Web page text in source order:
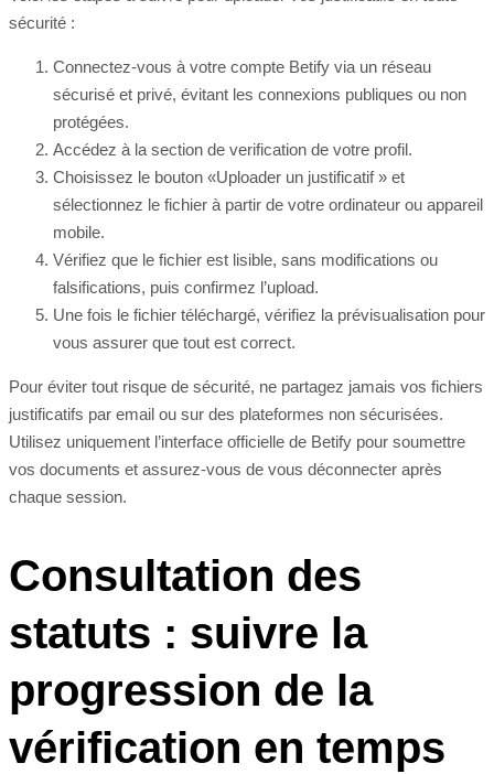
sécurité :
Connectez-vous à votre compte Betify via un réseau
sécurisé et privé, évitant les connexions publiques ou non
protégées.
Accédez à la section de verification de votre profil.
Choisissez le bouton «Uploader un justificatif » et
sélectionnez le fichier à partir de votre ordinateur ou appareil
mobile.
Vérifiez que le fichier est lisible, sans modifications ou
falsifications, puis confirmez l’upload.
Une fois le fichier téléchargé, vérifiez la prévisualisation pour
vous assurer que tout est correct.
Pour éviter tout risque de sécurité, ne partagez jamais vos fichiers
justificatifs par email ou sur des plateformes non sécurisées.
Utilisez uniquement l’interface officielle de Betify pour soumettre
vos documents et assurez-vous de vous déconnecter après
chaque session.
Consultation des
statuts : suivre la
progression de la
vérification en temps